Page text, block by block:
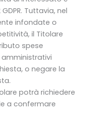
Tuttavia, nel
infondate o
il Titolare
spese
o negare la
potrà richiedere
a confermare